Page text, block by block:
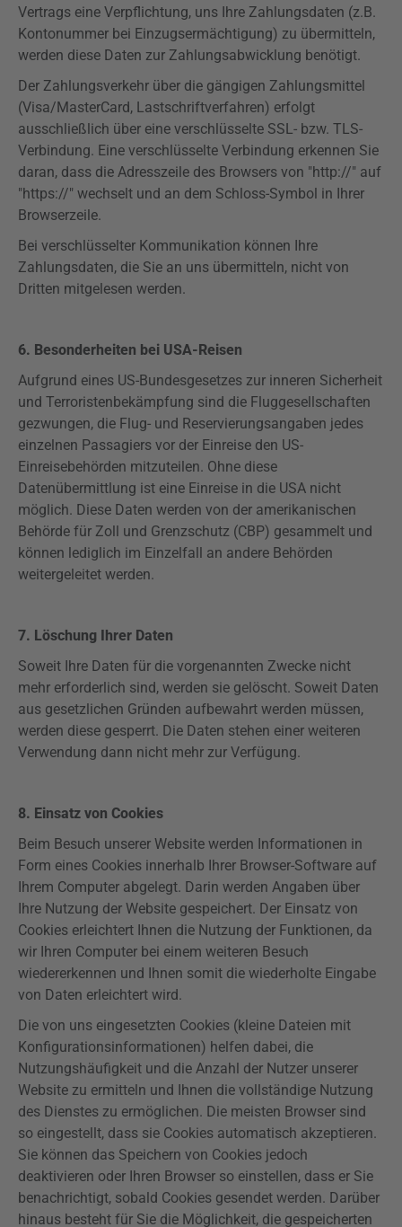
Vertrags eine Verpflichtung, uns Ihre Zahlungsdaten (z.B.
Kontonummer bei Einzugsermächtigung) zu übermitteln,
werden diese Daten zur Zahlungsabwicklung benötigt.
Der Zahlungsverkehr über die gängigen Zahlungsmittel
(Visa/MasterCard, Lastschriftverfahren) erfolgt
ausschließlich über eine verschlüsselte SSL- bzw. TLS-
Verbindung. Eine verschlüsselte Verbindung erkennen Sie
daran, dass die Adresszeile des Browsers von "http://" auf
"https://" wechselt und an dem Schloss-Symbol in Ihrer
Browserzeile.
Bei verschlüsselter Kommunikation können Ihre
Zahlungsdaten, die Sie an uns übermitteln, nicht von
Dritten mitgelesen werden.
6. Besonderheiten bei USA-Reisen
Aufgrund eines US-Bundesgesetzes zur inneren Sicherheit
und Terroristenbekämpfung sind die Fluggesellschaften
gezwungen, die Flug- und Reservierungsangaben jedes
einzelnen Passagiers vor der Einreise den US-
Einreisebehörden mitzuteilen. Ohne diese
Datenübermittlung ist eine Einreise in die USA nicht
möglich. Diese Daten werden von der amerikanischen
Behörde für Zoll und Grenzschutz (CBP) gesammelt und
können lediglich im Einzelfall an andere Behörden
weitergeleitet werden.
7. Löschung Ihrer Daten
Soweit Ihre Daten für die vorgenannten Zwecke nicht
mehr erforderlich sind, werden sie gelöscht. Soweit Daten
aus gesetzlichen Gründen aufbewahrt werden müssen,
werden diese gesperrt. Die Daten stehen einer weiteren
Verwendung dann nicht mehr zur Verfügung.
8. Einsatz von Cookies
Beim Besuch unserer Website werden Informationen in
Form eines Cookies innerhalb Ihrer Browser-Software auf
Ihrem Computer abgelegt. Darin werden Angaben über
Ihre Nutzung der Website gespeichert. Der Einsatz von
Cookies erleichtert Ihnen die Nutzung der Funktionen, da
wir Ihren Computer bei einem weiteren Besuch
wiedererkennen und Ihnen somit die wiederholte Eingabe
von Daten erleichtert wird.
Die von uns eingesetzten Cookies (kleine Dateien mit
Konfigurationsinformationen) helfen dabei, die
Nutzungshäufigkeit und die Anzahl der Nutzer unserer
Website zu ermitteln und Ihnen die vollständige Nutzung
des Dienstes zu ermöglichen. Die meisten Browser sind
so eingestellt, dass sie Cookies automatisch akzeptieren.
Sie können das Speichern von Cookies jedoch
deaktivieren oder Ihren Browser so einstellen, dass er Sie
benachrichtigt, sobald Cookies gesendet werden. Darüber
hinaus besteht für Sie die Möglichkeit, die gespeicherten